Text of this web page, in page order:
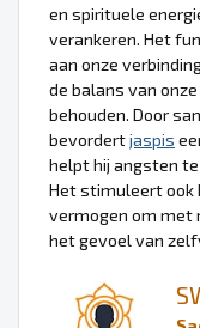
en spirituele
verankeren. Het
aan onze
de balans van
behouden. Door
bevordertjaspis
helpt hij angsten
Het stimuleert ook
vermogen om met
het gevoel van